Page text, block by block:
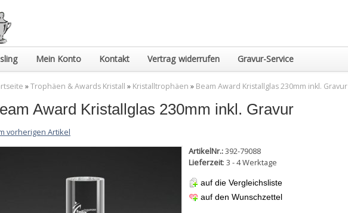
Mein Konto Kontakt Vertrag widerrufen Gravur-Service
»Trophäen & Awards Kristall » Kristalltrophäen » Beam Award Kristallglas 230mm inkl. Gravur
Award Kristallglas 230mm inkl. Gravur
vorherigen Artikel
ArtikelNr.:392-79088
Lieferzeit: 3 - 4 Werktage
auf die Vergleichsliste
auf den Wunschzettel